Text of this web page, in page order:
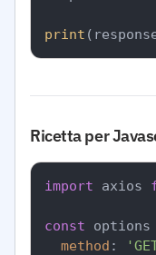
print
Ricetta per
import axios
const
method :